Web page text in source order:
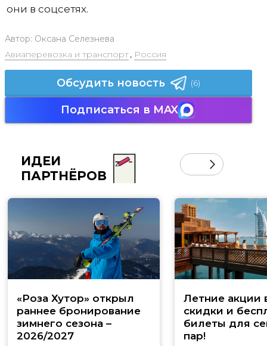
они в соцсетях.
Автор: Оксана Селезнева
Авиаперевозка и транспорт, Россия
Обсудить новость (6)
Подписаться в MAX
ИДЕИ
ПАРТНЁРОВ
«Роза Хутор» открыл
раннее бронирование
зимнего сезона –
2026/2027
Летние акции
скидки и
билеты для
пар!